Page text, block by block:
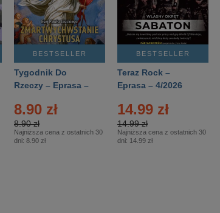
BESTSELLER
Tygodnik Do
Rzeczy – Eprasa –
8.90 zł
8.90 zł
Najniższa cena z ostatnich 30
dni: 8.90 zł
BESTSELLER
Teraz Rock –
Eprasa – 4/2026
14.99 zł
14.99 zł
Najniższa cena z ostatnich 30
dni: 14.99 zł